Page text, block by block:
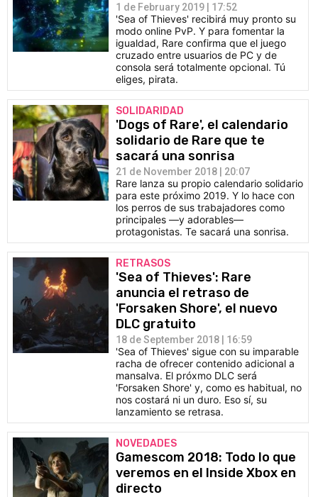
1 de February 2019 | 17:52
'Sea of Thieves' recibirá muy pronto su
modo online PvP. Y para fomentar la
igualdad, Rare confirma que el juego
cruzado entre usuarios de PC y de
consola será totalmente opcional. Tú
eliges, pirata.
SOLIDARIDAD
'Dogs of Rare', el calendario
solidario de Rare que te
sacará una sonrisa
21 de November 2018 | 20:07
Rare lanza su propio calendario solidario
para este próximo 2019. Y lo hace con
los perros de sus trabajadores como
principales —y adorables—
protagonistas. Te sacará una sonrisa.
RETRASOS
'Sea of Thieves': Rare
anuncia el retraso de
'Forsaken Shore', el nuevo
DLC gratuito
18 de September 2018 | 16:59
'Sea of Thieves' sigue con su imparable
racha de ofrecer contenido adicional a
mansalva. El próxmo DLC será
'Forsaken Shore' y, como es habitual, no
nos costará ni un duro. Eso sí, su
lanzamiento se retrasa.
NOVEDADES
Gamescom 2018: Todo lo que
veremos en el Inside Xbox en
directo